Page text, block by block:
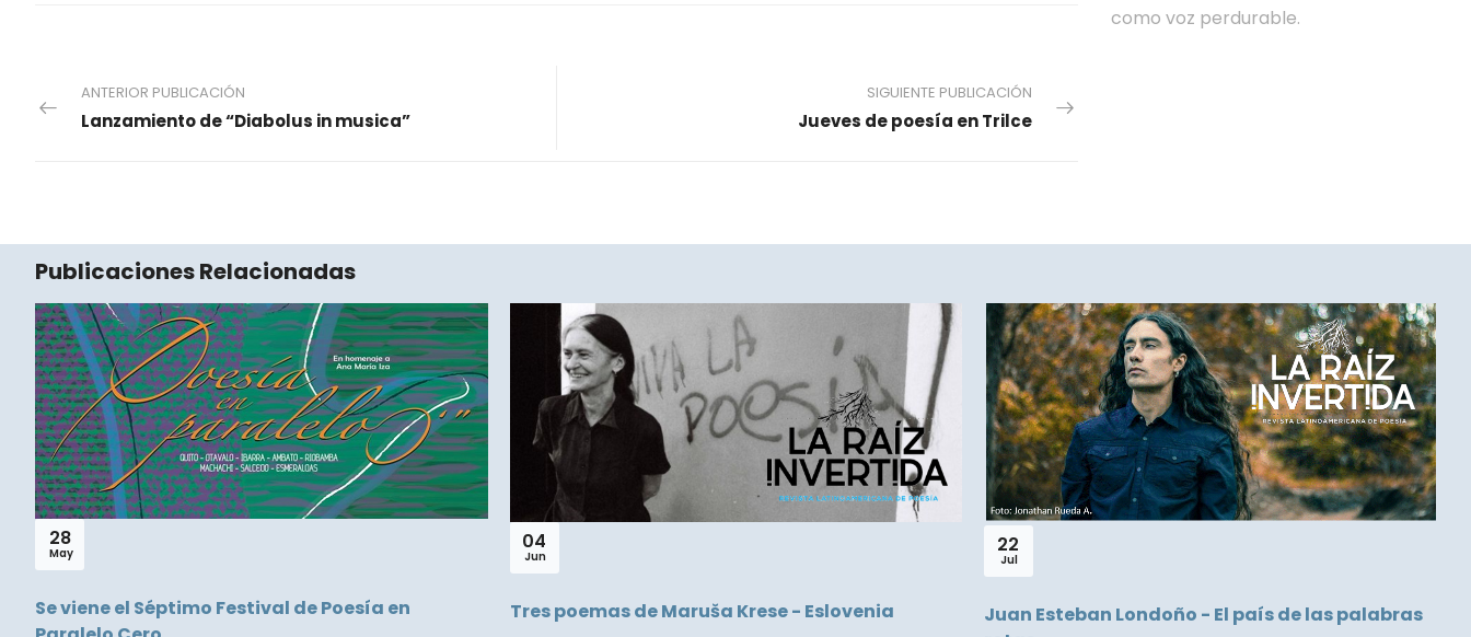
ANTERIOR PUBLICACIÓN
Lanzamiento de “Diabolus in musica”
SIGUIENTE PUBLICACIÓN
Jueves de poesía en Trilce
como voz perdurable.
Publicaciones Relacionadas
28
May
Se viene el Séptimo Festival de Poesía en
04
Jun
Tres poemas de Maruša Krese - Eslovenia
22
Jul
Juan Esteban Londoño - El país de las palabras